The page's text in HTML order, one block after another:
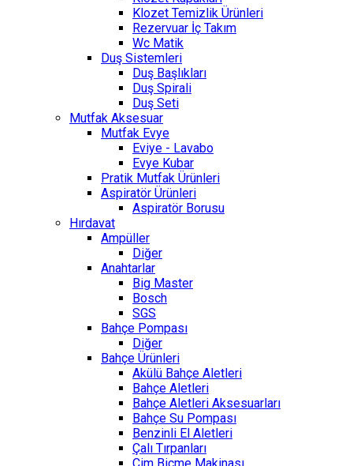
Klozet Temizlik Ürünleri
Rezervuar İç Takım
Wc Matik
Duş Sistemleri
Duş Başlıkları
Duş Spirali
Duş Seti
Mutfak Aksesuar
Mutfak Evye
Eviye - Lavabo
Evye Kubar
Pratik Mutfak Ürünleri
Aspiratör Ürünleri
Aspiratör Borusu
Hırdavat
Ampüller
Diğer
Anahtarlar
Big Master
Bosch
SGS
Bahçe Pompası
Diğer
Bahçe Ürünleri
Akülü Bahçe Aletleri
Bahçe Aletleri
Bahçe Aletleri Aksesuarları
Bahçe Su Pompası
Benzinli El Aletleri
Çalı Tırpanları